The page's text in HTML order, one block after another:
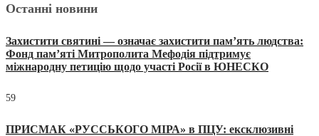
Останні новини
Захистити святині — означає захистити пам’ять людства:
Фонд пам’яті Митрополита Мефодія підтримує
міжнародну петицію щодо участі Росії в ЮНЕСКО
59
ПРИСМАК «РУССЬКОГО МІРА» в ПЦУ: ексклюзивні